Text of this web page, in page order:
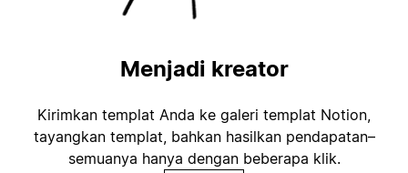
Menjadi kreator
Kirimkan templat Anda ke galeri templat Notion,
tayangkan templat, bahkan hasilkan pendapatan–
semuanya hanya dengan beberapa klik.